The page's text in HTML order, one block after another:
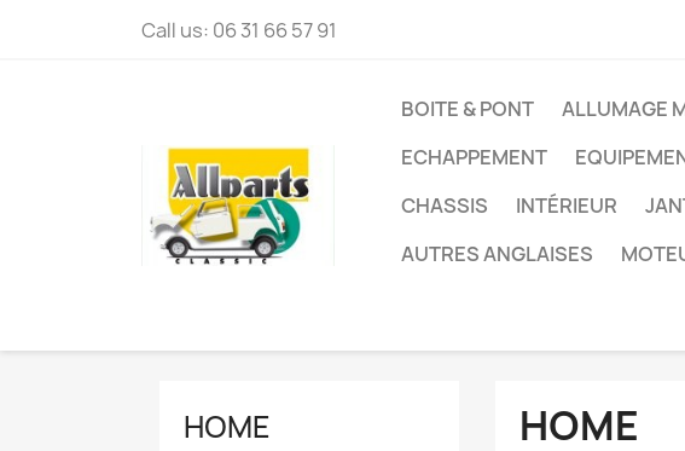
Call us: 06 31 66 57 91
BOITE & PONT ALLUMAGE
ECHAPPEMENT
CHASSIS
INTÉRIEUR
AUTRES ANGLAISES
HOME HOME